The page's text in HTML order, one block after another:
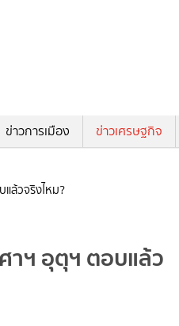
ข่าวการเมือง ข่าวเศรษฐกิจ
ล้วจริงไหม?
าฯ อุตุฯ ตอบแล้ว